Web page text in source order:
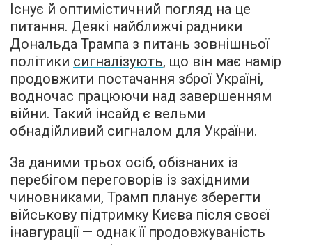
Існує й оптимістичний погляд на це
питання. Деякі найближчі радники
Дональда Трампа з питань зовнішньої
політики сигналізують, що він має намір
продовжити постачання зброї Україні,
водночас працюючи над завершенням
війни. Такий інсайд є вельми
обнадійливий сигналом для України.
За даними трьох осіб, обізнаних із
перебігом переговорів із західними
чиновниками, Трамп планує зберегти
військову підтримку Києва після своєї
інавгурації — однак її продовжуваність